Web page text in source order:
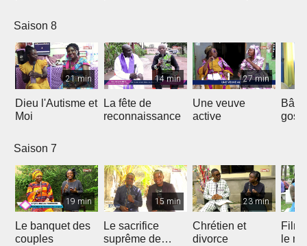
Saison 8
21 min
Dieu l'Autisme et
Moi
14 min
La fête de
reconnaissance
27 min
Une veuve
active
Bâtir
Saison 7
19 min
Le banquet des
couples
15 min
Le sacrifice
suprême de
23 min
Chrétien et
divorce
Film
le